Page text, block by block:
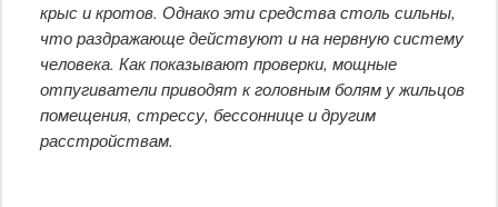
крыс и кротов. Однако эти средства столь сильны,
что раздражающе действуют и на нервную систему
человека. Как показывают проверки, мощные
отпугиватели приводят к головным болям у жильцов
помещения, стрессу, бессоннице и другим
расстройствам.